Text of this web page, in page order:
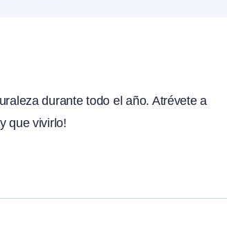
durante todo el año. Atrévete a
que vivirlo!